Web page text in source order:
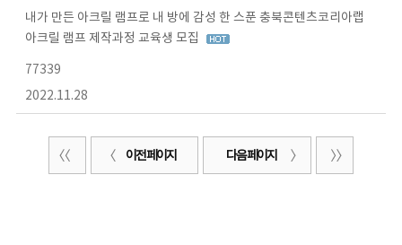
내가 만든 아크릴 램프로 내 방에 감성 한 스푼 충북콘텐츠코리아랩
아크릴 램프 제작과정 교육생 모집
77339
2022.11.28
이전 페이지 다음 페이지